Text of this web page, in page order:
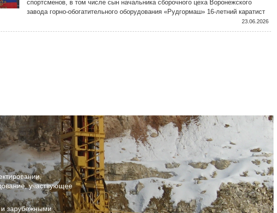
спортсменов, в том числе сын начальника сборочного цеха Воронежского
завода горно-обогатительного оборудования «Рудгормаш» 16-летний каратист
23.06.2026
участвующее
и зарубежными